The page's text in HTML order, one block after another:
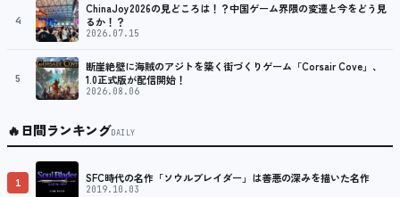
4
ChinaJoy2026の見どころは！？中国ゲーム界隈の変遷と今をどう見
るか！？
2026.07.15
5
断崖絶壁に海賊のアジトを築く街づくりゲーム「Corsair Cove」、
1.0正式版が配信開始！
2026.08.06
🔥日間ランキングDAILY
1 SFC時代の名作「ソウルブレイダー」は善悪の深みを描いた名作
2019.10.03